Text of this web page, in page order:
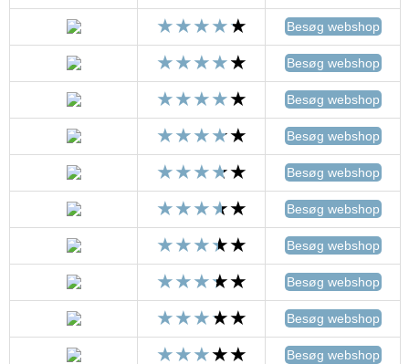
Besøg webshop
Besøg webshop
Besøg webshop
Besøg webshop
Besøg webshop
Besøg webshop
Besøg webshop
Besøg webshop
Besøg webshop
Besøg webshop